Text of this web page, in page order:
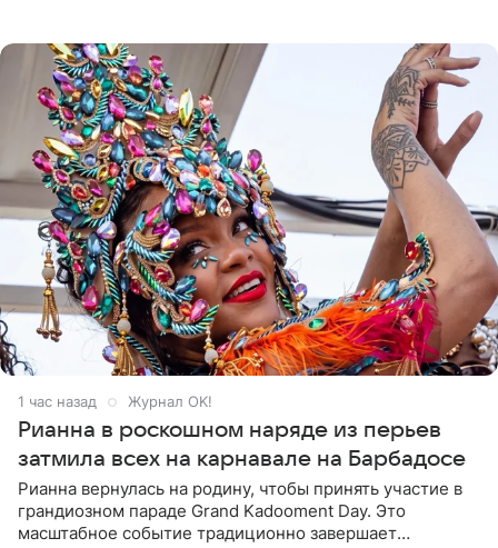
1 час назад Журнал OK!
Рианна в роскошном наряде из перьев
затмила всех на карнавале на Барбадосе
Рианна вернулась на родину, чтобы принять участие в
грандиозном параде Grand Kadooment Day. Это
масштабное событие традиционно завершает